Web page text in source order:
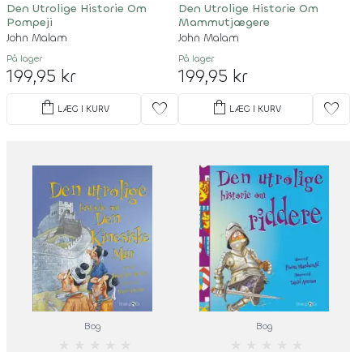
Den Utrolige Historie Om
Pompeji
John Malam
På lager
199,95 kr
shopping_bag LÆG I KURV favorite
Den Utrolige Historie Om
Mammutjægere
John Malam
På lager
199,95 kr
shopping_bag LÆG I KURV favorite
Bog Bog